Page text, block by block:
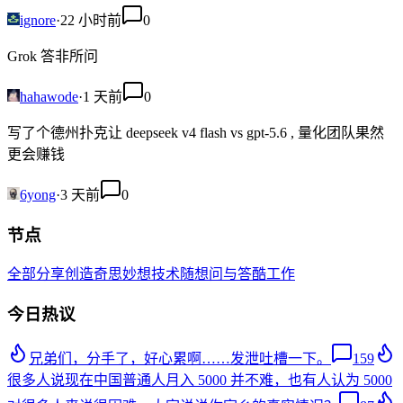
ignore·22 小时前 0
Grok 答非所问
hahawode·1 天前 0
写了个德州扑克让 deepseek v4 flash vs gpt-5.6 , 量化团队果然
更会赚钱
6yong·3 天前 0
节点
全部分享创造奇思妙想技术随想问与答酷工作
今日热议
兄弟们，分手了，好心累啊……发泄吐槽一下。
159
很多人说现在中国普通人月入 5000 并不难，也有人认为 5000